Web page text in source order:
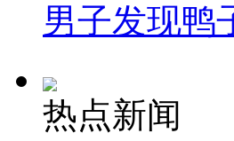
男子发现鸭
热点新闻